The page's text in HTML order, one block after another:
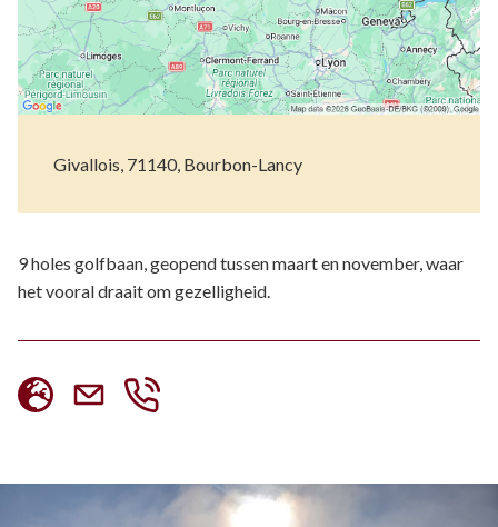
Givallois, 71140, Bourbon-Lancy
9 holes golfbaan, geopend tussen maart en november, waar
het vooral draait om gezelligheid.